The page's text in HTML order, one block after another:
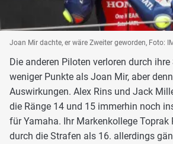
Joan Mir dachte, er wäre Zweiter geworden, Foto:
Die anderen Piloten verloren durch
weniger Punkte als Joan Mir, aber
Auswirkungen. Alex Rins und Jack
die Ränge 14 und 15 immerhin noch
für Yamaha. Ihr Markenkollege
durch die Strafen als 16. allerdings